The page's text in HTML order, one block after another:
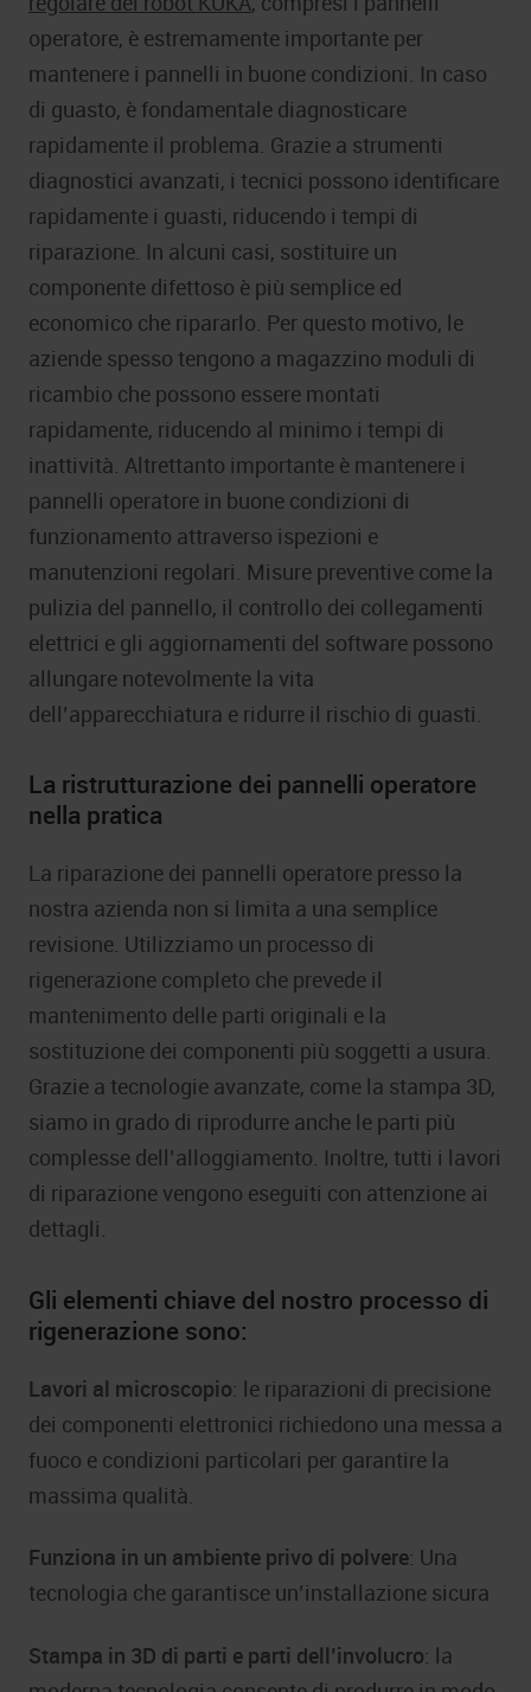
operatore, è estremamente importante per
mantenere i pannelli in buone condizioni. In caso
di guasto, è fondamentale diagnosticare
rapidamente il problema. Grazie a strumenti
diagnostici avanzati, i tecnici possono identificare
rapidamente i guasti, riducendo i tempi di
riparazione. In alcuni casi, sostituire un
componente difettoso è più semplice ed
economico che ripararlo. Per questo motivo, le
aziende spesso tengono a magazzino moduli di
ricambio che possono essere montati
rapidamente, riducendo al minimo i tempi di
inattività. Altrettanto importante è mantenere i
pannelli operatore in buone condizioni di
funzionamento attraverso ispezioni e
manutenzioni regolari. Misure preventive come la
pulizia del pannello, il controllo dei collegamenti
elettrici e gli aggiornamenti del software possono
allungare notevolmente la vita
dell’apparecchiatura e ridurre il rischio di guasti.
La ristrutturazione dei pannelli operatore
nella pratica
La riparazione dei pannelli operatore presso la
nostra azienda non si limita a una semplice
revisione. Utilizziamo un processo di
rigenerazione completo che prevede il
mantenimento delle parti originali e la
sostituzione dei componenti più soggetti a usura.
Grazie a tecnologie avanzate, come la stampa 3D,
siamo in grado di riprodurre anche le parti più
complesse dell’alloggiamento. Inoltre, tutti i lavori
di riparazione vengono eseguiti con attenzione ai
dettagli.
Gli elementi chiave del nostro processo di
rigenerazione sono:
Lavori al microscopio: le riparazioni di precisione
dei componenti elettronici richiedono una messa a
fuoco e condizioni particolari per garantire la
massima qualità.
Funziona in un ambiente privo di polvere: Una
tecnologia che garantisce un’installazione sicura
Stampa in 3D di parti e parti dell’involucro: la